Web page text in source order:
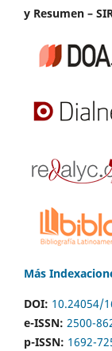
y Resumen –
Más
DOI: 10.24054/
e-ISSN: 2500-
p-ISSN: 1692-